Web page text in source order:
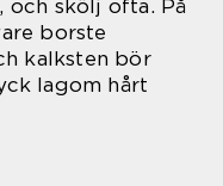
skölj ofta. På
borste
kalksten bör
lagom hårt